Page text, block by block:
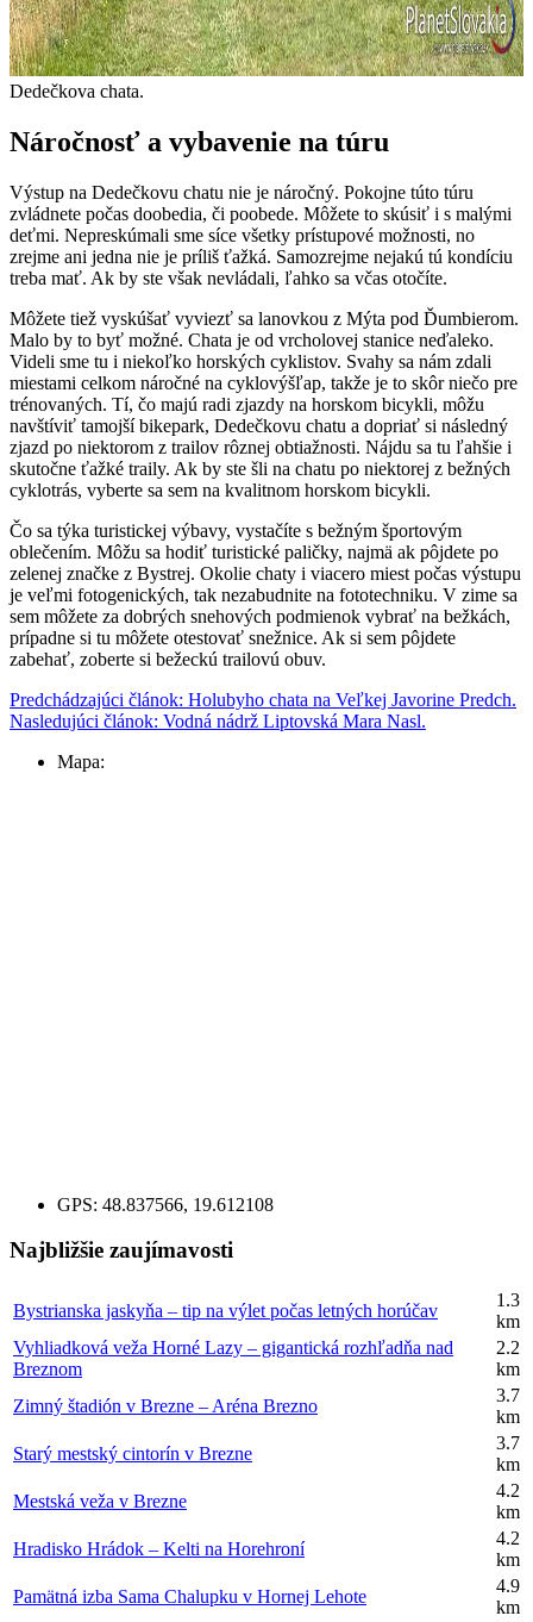
Dedečkova chata.
Náročnosť a vybavenie na túru
Výstup na Dedečkovu chatu nie je náročný. Pokojne túto túru
zvládnete počas doobedia, či poobede. Môžete to skúsiť i s malými
deťmi. Nepreskúmali sme síce všetky prístupové možnosti, no
zrejme ani jedna nie je príliš ťažká. Samozrejme nejakú tú kondíciu
treba mať. Ak by ste však nevládali, ľahko sa včas otočíte.
Môžete tiež vyskúšať vyviezť sa lanovkou z Mýta pod Ďumbierom.
Malo by to byť možné. Chata je od vrcholovej stanice neďaleko.
Videli sme tu i niekoľko horských cyklistov. Svahy sa nám zdali
miestami celkom náročné na cyklovýšľap, takže je to skôr niečo pre
trénovaných. Tí, čo majú radi zjazdy na horskom bicykli, môžu
navštíviť tamojší bikepark, Dedečkovu chatu a dopriať si následný
zjazd po niektorom z trailov rôznej obtiažnosti. Nájdu sa tu ľahšie i
skutočne ťažké traily. Ak by ste šli na chatu po niektorej z bežných
cyklotrás, vyberte sa sem na kvalitnom horskom bicykli.
Čo sa týka turistickej výbavy, vystačíte s bežným športovým
oblečením. Môžu sa hodiť turistické paličky, najmä ak pôjdete po
zelenej značke z Bystrej. Okolie chaty i viacero miest počas výstupu
je veľmi fotogenických, tak nezabudnite na fototechniku. V zime sa
sem môžete za dobrých snehových podmienok vybrať na bežkách,
prípadne si tu môžete otestovať snežnice. Ak si sem pôjdete
zabehať, zoberte si bežeckú trailovú obuv.
Predchádzajúci článok: Holubyho chata na Veľkej Javorine Predch.
Nasledujúci článok: Vodná nádrž Liptovská Mara Nasl.
Mapa:
GPS: 48.837566, 19.612108
Najbližšie zaujímavosti
Bystrianska jaskyňa – tip na výlet počas letných horúčav
1.3
km
Vyhliadková veža Horné Lazy – gigantická rozhľadňa nad
Breznom
2.2
km
Zimný štadión v Brezne – Aréna Brezno
3.7
km
Starý mestský cintorín v Brezne
3.7
km
Mestská veža v Brezne
4.2
km
Hradisko Hrádok – Kelti na Horehroní
4.2
km
Pamätná izba Sama Chalupku v Hornej Lehote
4.9
km